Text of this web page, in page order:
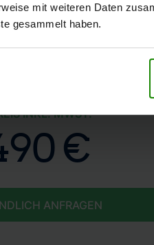
mit weiteren Daten
gesammelt haben.
INKL. MWST.
€
ANFRAGEN